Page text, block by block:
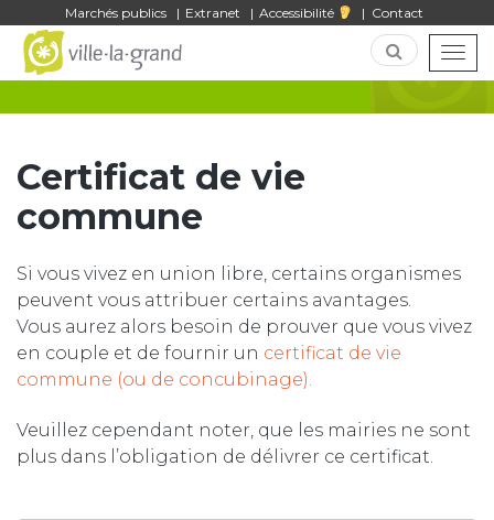
Gestion des traceurs
Marchés publics Extranet Accessibilité Contact
Certificat de vie
commune
Si vous vivez en union libre, certains organismes
peuvent vous attribuer certains avantages.
Vous aurez alors besoin de prouver que vous vivez
en couple et de fournir un certificat de vie
commune (ou de concubinage).
Veuillez cependant noter, que les mairies ne sont
plus dans l’obligation de délivrer ce certificat.